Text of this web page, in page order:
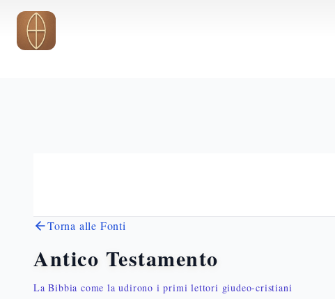
Vai al contenuto principale
Torna alle Fonti
Antico Testamento
La Bibbia come la udirono i primi lettori giudeo-cristiani